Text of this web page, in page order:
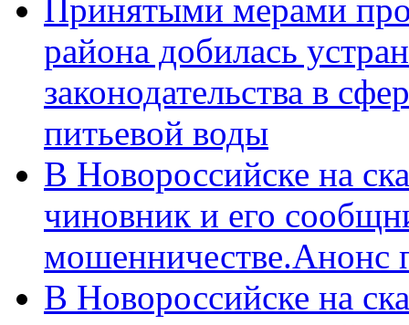
Принятыми мерами
района добилась
законодательства в
питьевой воды
В Новороссийске на
чиновник и его
мошенничестве.Анонс
В Новороссийске на